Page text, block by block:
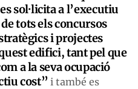
sol·licita a l’executiu
tots els concursos
i projectes
edifici, tant pel que
a la seva ocupació
cost”i també es